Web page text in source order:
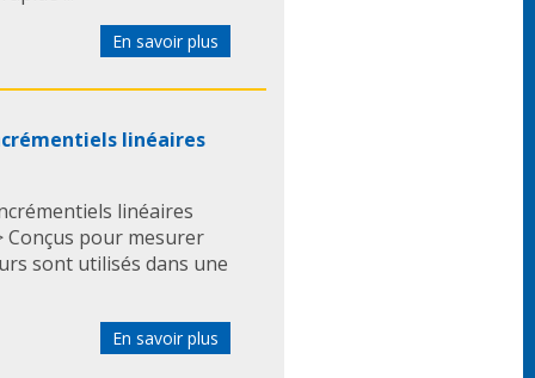
En savoir plus
linéaires
linéaires
Conçus pour mesurer
sont utilisés dans une
En savoir plus